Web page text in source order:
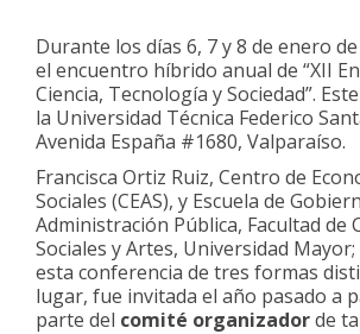
Durante los días 6, 7 y 8 de enero
el encuentro híbrido anual de “XII
Ciencia, Tecnología y Sociedad”.
la Universidad Técnica Federico
Avenida España #1680, Valparaíso.
Francisca Ortiz Ruiz, Centro de
Sociales (CEAS), y Escuela de
Administración Pública, Facultad de
Sociales y Artes, Universidad
esta conferencia de tres formas
lugar, fue invitada el año pasado a
parte del comité organizadorde